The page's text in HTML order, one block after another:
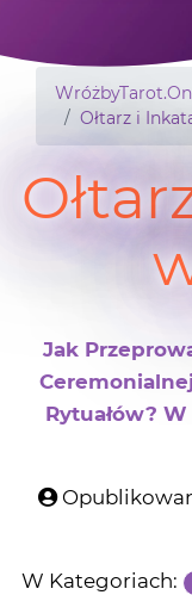
Ołtarz i
Jak
Rytuałów?
W Kategoriach: